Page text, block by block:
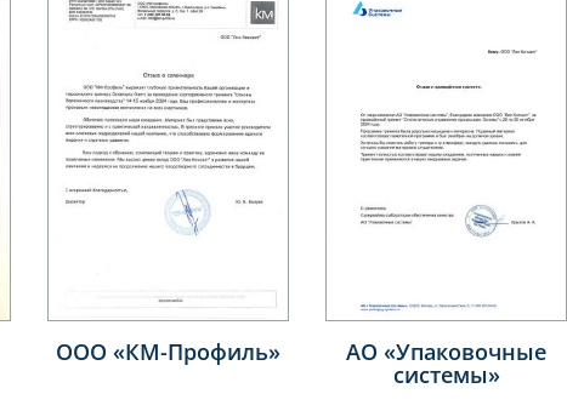
АО «Волжский
Оргсинтез» (РОСХИМ)
ОАО «ЭКРАН»